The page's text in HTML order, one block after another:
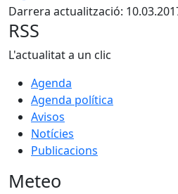
Darrera actualització:
RSS
L'actualitat a un clic
Agenda
Agenda política
Avisos
Notícies
Publicacions
Meteo